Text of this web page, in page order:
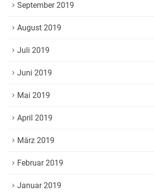
September 2019
August 2019
Juli 2019
Juni 2019
Mai 2019
April 2019
März 2019
Februar 2019
Januar 2019